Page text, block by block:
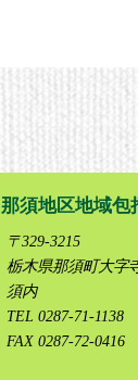
那須地区地域包
〒329-3215
栃木県那須町大字
須内
TEL 0287-71-1138
FAX 0287-72-0416